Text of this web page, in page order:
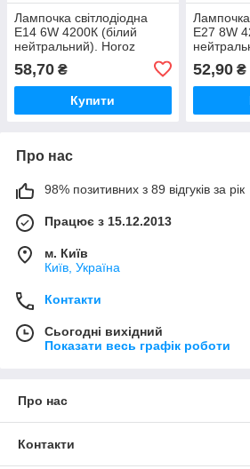
Лампочка світлодіодна
E14 6W 4200К (білий
нейтральний). Horoz
58,70 ₴
Купити
Лампочка
E27 8W
52,90₴
Про нас
98% позитивних з 89 відгуків за рік
Працює з 15.12.2013
м. Київ
Київ, Україна
Контакти
Сьогодні вихідний
Показати весь графік роботи
Про нас
Контакти